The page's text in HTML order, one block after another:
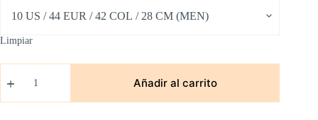
Limpiar
Irving
Nickelodeon/Patricio
Añadir al carrito